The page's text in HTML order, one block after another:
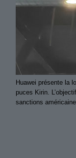
Huawei présente la
puces Kirin.
sanctions